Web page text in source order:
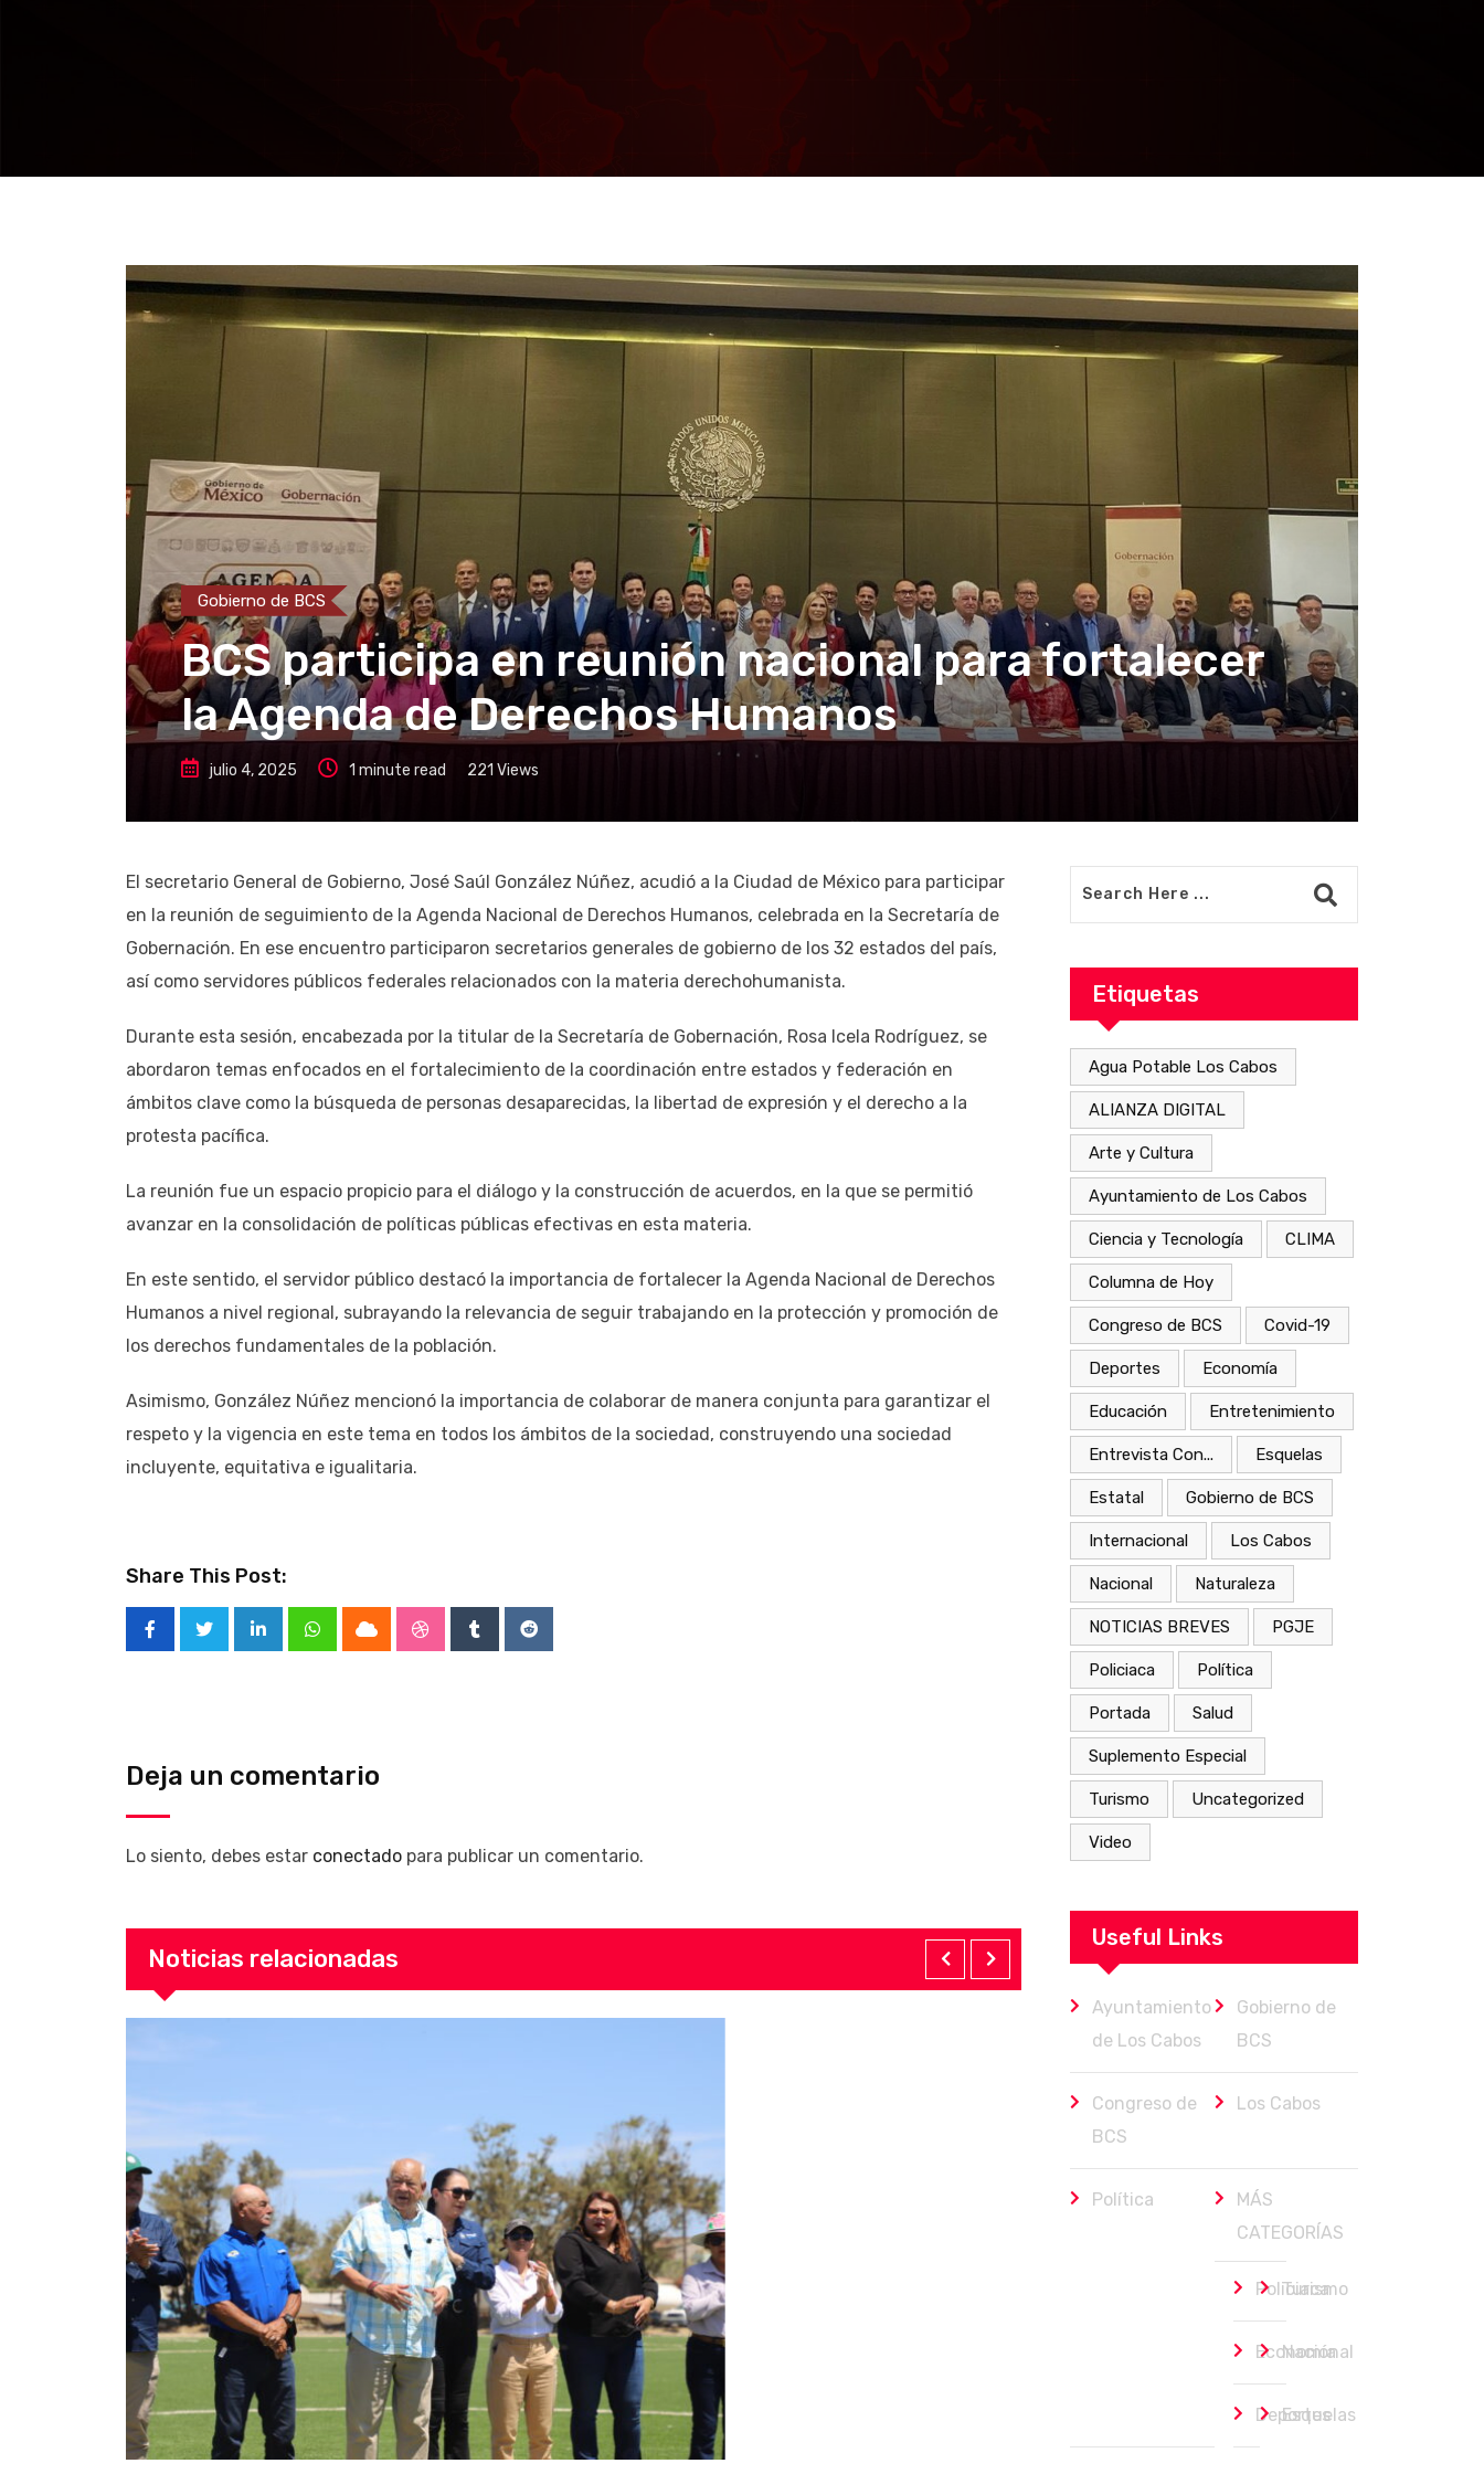
Gobierno de BCS
BCS participa en reunión nacional para fortalecer
la Agenda de Derechos Humanos
julio 4, 2025 1 minute read 221 Views
El secretario General de Gobierno, José Saúl González Núñez, acudió a la Ciudad de México para participar
en la reunión de seguimiento de la Agenda Nacional de Derechos Humanos, celebrada en la Secretaría de
Gobernación. En ese encuentro participaron secretarios generales de gobierno de los 32 estados del país,
así como servidores públicos federales relacionados con la materia derechohumanista.
Durante esta sesión, encabezada por la titular de la Secretaría de Gobernación, Rosa Icela Rodríguez, se
abordaron temas enfocados en el fortalecimiento de la coordinación entre estados y federación en
ámbitos clave como la búsqueda de personas desaparecidas, la libertad de expresión y el derecho a la
protesta pacífica.
La reunión fue un espacio propicio para el diálogo y la construcción de acuerdos, en la que se permitió
avanzar en la consolidación de políticas públicas efectivas en esta materia.
En este sentido, el servidor público destacó la importancia de fortalecer la Agenda Nacional de Derechos
Humanos a nivel regional, subrayando la relevancia de seguir trabajando en la protección y promoción de
los derechos fundamentales de la población.
Asimismo, González Núñez mencionó la importancia de colaborar de manera conjunta para garantizar el
respeto y la vigencia en este tema en todos los ámbitos de la sociedad, construyendo una sociedad
incluyente, equitativa e igualitaria.
Share This Post:
LinkedInWhatsappCloud StumbleUpon
TumblrReddit
Deja un comentario
Lo siento, debes estar conectado para publicar un comentario.
Noticias relacionadas
Etiquetas
Agua Potable Los Cabos
ALIANZA DIGITAL
Arte y Cultura
Ayuntamiento de Los Cabos
Ciencia y Tecnología CLIMA
Columna de Hoy
Congreso de BCS Covid-19
Deportes Economía
Educación Entretenimiento
Entrevista Con... Esquelas
Estatal Gobierno de BCS
Internacional Los Cabos
Nacional Naturaleza
NOTICIAS BREVES PGJE
Policiaca Política
Portada Salud
Suplemento Especial
Turismo Uncategorized
Video
Useful Links
Ayuntamiento
de Los Cabos
Gobierno de
BCS
Congreso de
BCS
Los Cabos
Política
MÁS
CATEGORÍAS
Policiaca
Turismo
Economía
Nacional
Deportes
Esquelas